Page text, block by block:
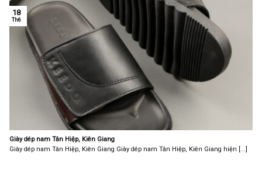
Giày dép nam Tân Hiệp, Kiên Giang
Giày dép nam Tân Hiệp, Kiên Giang Giày dép nam Tân Hiệp, Kiên Giang hiện [...]
18
Th6